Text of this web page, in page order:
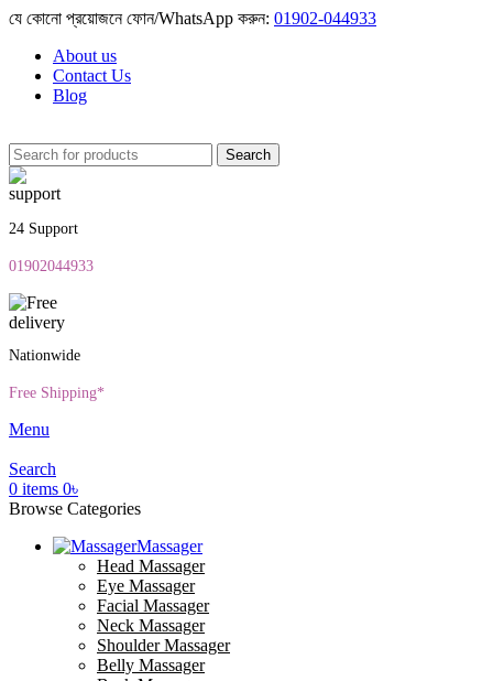
যে কোনো প্রয়োজনে ফোন/WhatsApp করুন: 01902-044933
About us
Contact Us
Blog
Search
24 Support
01902044933
Nationwide
Free Shipping*
Menu
Search
0 items 0৳
Browse Categories
Massager
Head Massager
Eye Massager
Facial Massager
Neck Massager
Shoulder Massager
Belly Massager